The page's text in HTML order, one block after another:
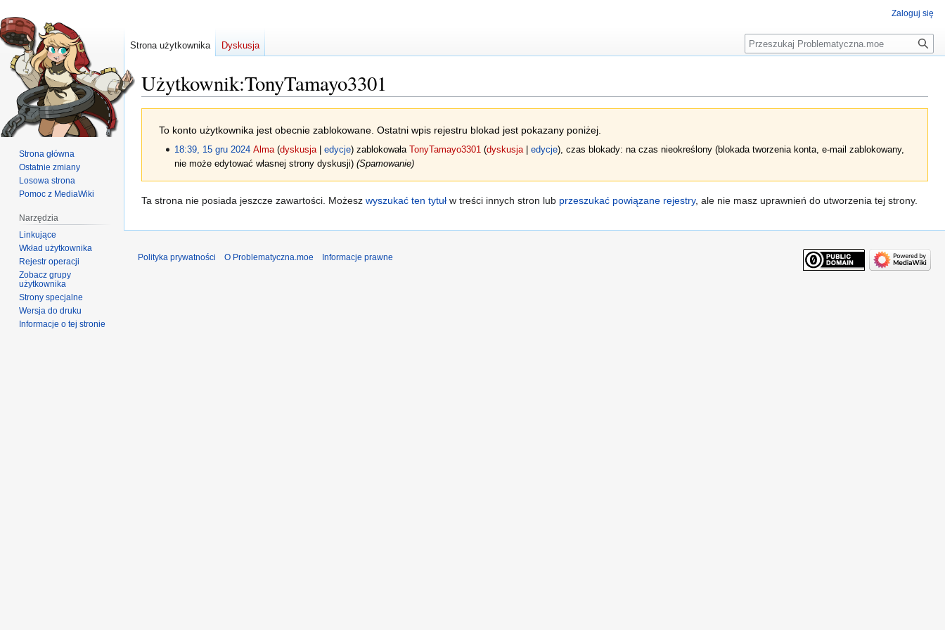
Użytkownik:TonyTamayo3301
nawigacji
wyszukiwania
To konto użytkownika jest obecnie zablokowane. Ostatni wpis rejestru blokad jest pokazany poniżej.
18:39, 15 gru 2024 Alma dyskusja edycje zablokowała TonyTamayo3301 dyskusja edycje , czas blokady:na czas nieokreślony (blokada tworzenia konta, e‐mail zablokowany,
nie może edytować własnej strony dyskusji)(Spamowanie)
Ta strona nie posiada jeszcze zawartości. Możesz wyszukać ten tytuł w treści innych stron lub przeszukać powiązane rejestry, ale nie masz uprawnień do utworzenia tej strony.
Zaloguj się
Strona użytkownika Dyskusja
Strona główna
Ostatnie zmiany
Losowa strona
Pomoc z MediaWiki
Narzędzia
Linkujące
Wkład użytkownika
Rejestr operacji
Zobacz grupy
użytkownika
Strony specjalne
Wersja do druku
Informacje o tej stronie
Polityka prywatności O Problematyczna.moe Informacje prawne